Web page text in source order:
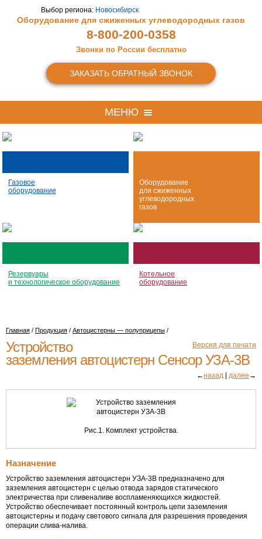
Выбор региона: Новосибирск
Оборудование для сжиженных углеводородных газов
8-800-200-0358
Звонки по России бесплатно
ЗАКАЗАТЬ ОБРАТНЫЙ ЗВОНОК
МЕНЮ
Газовое
оборудование
Оборудование
для сжиженных
углеводородных
газов
Резервуары
и технологическое оборудование
Котельное
оборудование
Главная / Продукция / Автоцистерны — полуприцепы /
Версия для печати
Устройство
заземления автоцистерн СенсорУЗА-3В
←назад | далее →
Рис.1. Комплект устройства.
Назначение
Устройство заземления автоцистерн УЗА-3В предназначено для
заземления автоцистерн с целью отвода зарядов статического
электричества при сливеналиве воспламеняющихся жидкостей.
Устройство обеспечивает постоянный контроль цепи заземления
автоцистерны и подачу светового сигнала для разрешения проведения
операции слива-налива.